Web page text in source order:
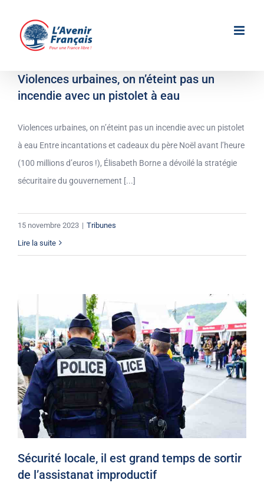
contenu
Violences urbaines, on n’éteint pas un
incendie avec un pistolet à eau
Violences urbaines, on n’éteint pas un incendie avec un pistolet
à eau Entre incantations et cadeaux du père Noël avant l’heure
(100 millions d’euros !), Élisabeth Borne a dévoilé la stratégie
sécuritaire du gouvernement [...]
15 novembre 2023 | Tribunes
Lire la suite
Sécurité locale, il est grand temps de sortir
de l’assistanat improductif